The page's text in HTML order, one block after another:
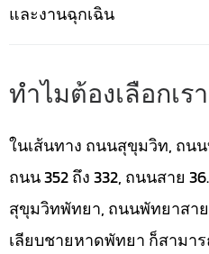
และงานฉุกเฉิน
ทำไมต้องเลือกเรา
ในเส้นทาง ถนนสุขุมวิท, ถน
ถนน 352 ถึง 332, ถนนสาย
สุขุมวิทพัทยา, ถนนพัทยาสา
เลียบชายหาดพัทยา ก็สามา